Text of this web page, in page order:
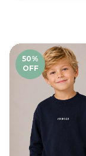
50%
OFF